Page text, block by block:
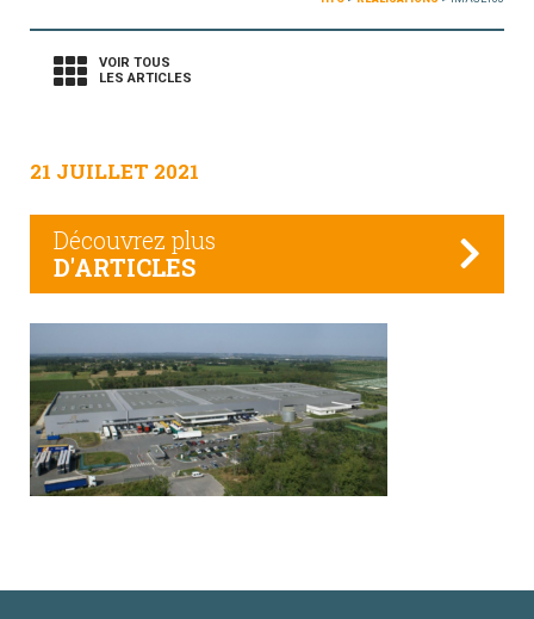
VOIR TOUS
LES ARTICLES
21 JUILLET 2021
Découvrez plus
D'ARTICLES